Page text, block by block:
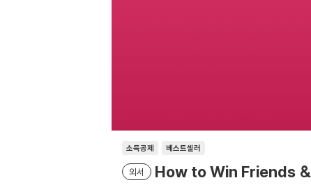
소득공제 베스트셀러
외서 How to Win Friends